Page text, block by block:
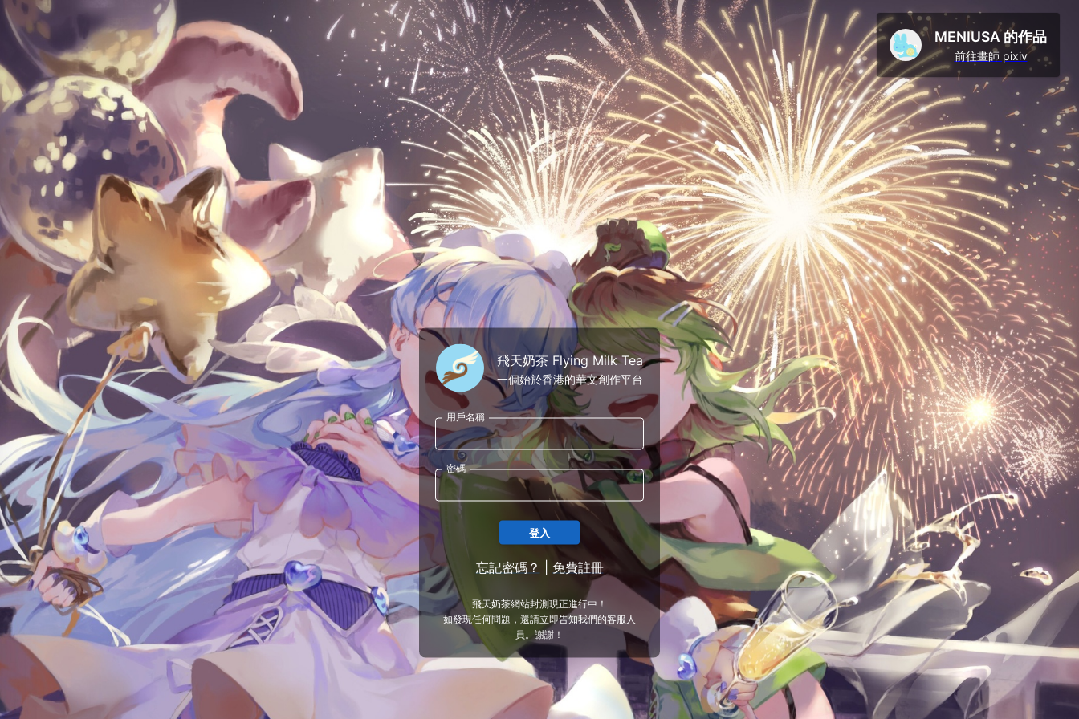
飛天奶茶 Flying Milk Tea
一個始於香港的華文創作平台
用戶名稱
密碼
登入
忘記密碼？ 免費註冊
飛天奶茶網站封測現正進行中！
如發現任何問題，還請立即告知我們的客服人
員。謝謝！
MENIUSA 的作品
前往畫師 pixiv